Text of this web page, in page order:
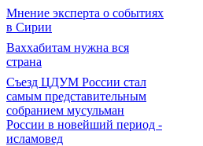
Мнение эксперта о событиях
в Сирии
Ваххабитам нужна вся
страна
Съезд ЦДУМ России стал
самым представительным
собранием мусульман
России в новейший период -
исламовед